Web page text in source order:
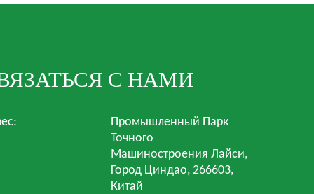
С НАМИ
Промышленный Парк
Точного
Машиностроения Лайси,
Город Циндао, 266603,
Китай